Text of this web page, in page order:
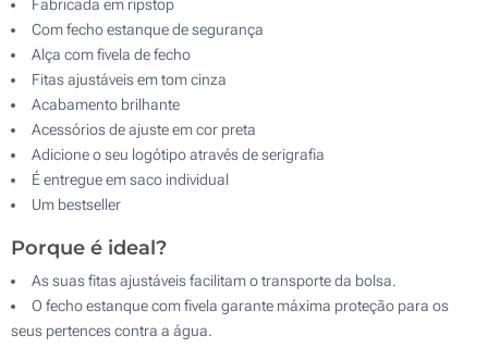
Fabricada em ripstop
Com fecho estanque de segurança
Alça com fivela de fecho
Fitas ajustáveis em tom cinza
Acabamento brilhante
Acessórios de ajuste em cor preta
Adicione o seu logótipo através de serigrafia
É entregue em saco individual
Um bestseller
Porque é ideal?
As suas fitas ajustáveis facilitam o transporte da bolsa.
O fecho estanque com fivela garante máxima proteção para os
seus pertences contra a água.